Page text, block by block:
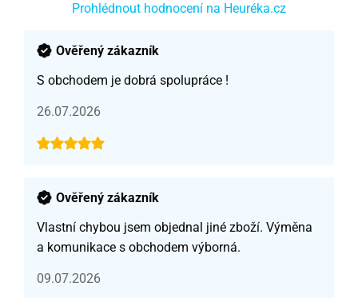
Prohlédnout hodnocení na Heuréka.cz
Ověřený zákazník
S obchodem je dobrá spolupráce !
26.07.2026
Ověřený zákazník
Vlastní chybou jsem objednal jiné zboží. Výměna
a komunikace s obchodem výborná.
09.07.2026